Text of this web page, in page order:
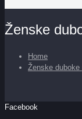
Ženske
Home
Ženske
Facebook